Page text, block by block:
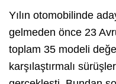
Yılın otomobilinde
gelmeden önce 23
toplam 35 modeli
karşılaştırmalı